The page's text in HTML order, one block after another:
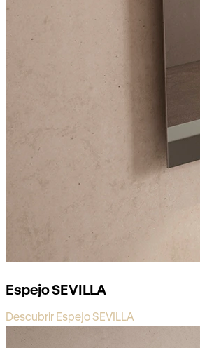
Espejo SEVILLA
Descubrir Espejo SEVILLA